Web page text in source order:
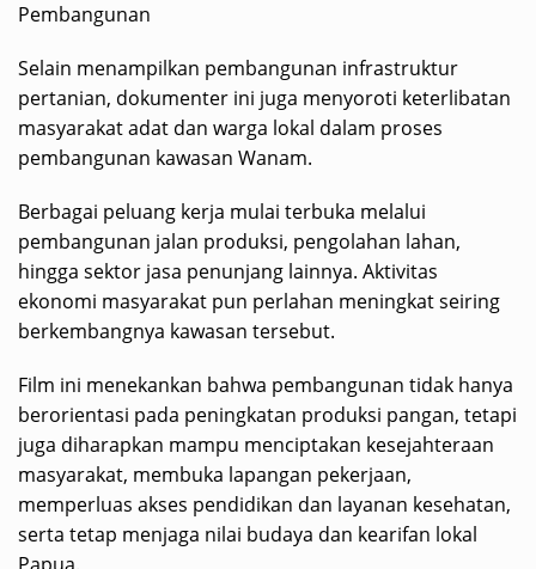
Pembangunan
Selain menampilkan pembangunan infrastruktur
pertanian, dokumenter ini juga menyoroti keterlibatan
masyarakat adat dan warga lokal dalam proses
pembangunan kawasan Wanam.
Berbagai peluang kerja mulai terbuka melalui
pembangunan jalan produksi, pengolahan lahan,
hingga sektor jasa penunjang lainnya. Aktivitas
ekonomi masyarakat pun perlahan meningkat seiring
berkembangnya kawasan tersebut.
Film ini menekankan bahwa pembangunan tidak hanya
berorientasi pada peningkatan produksi pangan, tetapi
juga diharapkan mampu menciptakan kesejahteraan
masyarakat, membuka lapangan pekerjaan,
memperluas akses pendidikan dan layanan kesehatan,
serta tetap menjaga nilai budaya dan kearifan lokal